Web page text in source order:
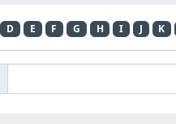
D E F G H I J K